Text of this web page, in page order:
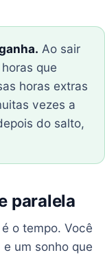
Ao sair
que
horas extras
vezes a
do salto,
paralela
o tempo. Você
um sonho que